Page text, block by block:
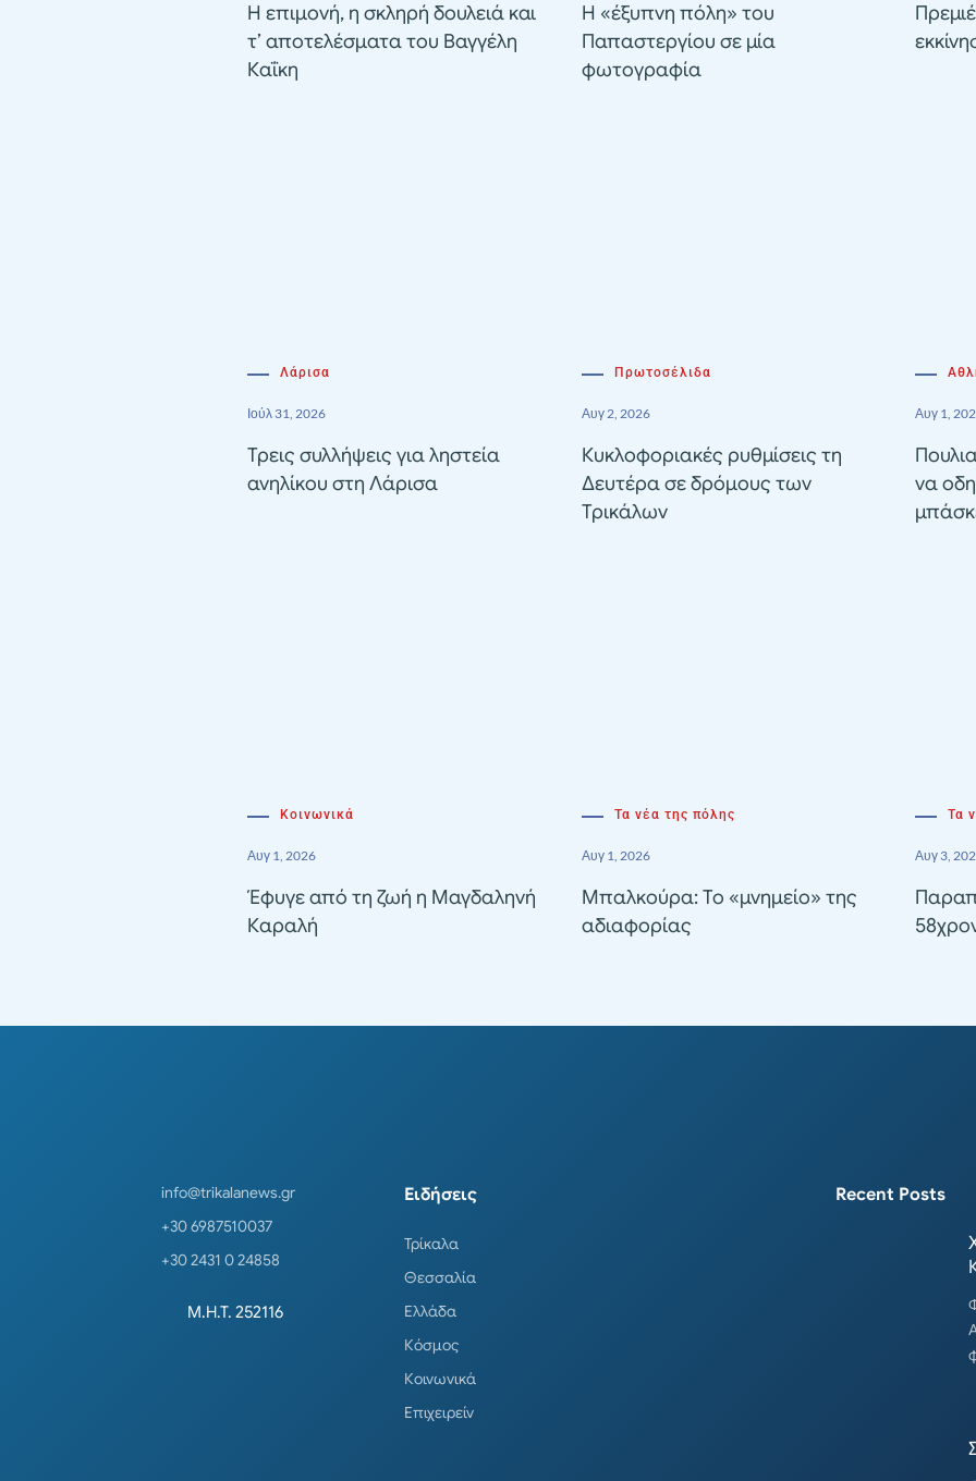
Η επιμονή, η σκληρή δουλειά και
τ’ αποτελέσματα του Βαγγέλη
Καΐκη
Η «έξυπνη πόλη» του
Παπαστεργίου σε μία
φωτογραφία
Λάρισα
Ιούλ 31, 2026
Τρεις συλλήψεις για ληστεία
ανηλίκου στη Λάρισα
Πρωτοσέλιδα
Αυγ 2, 2026
Κυκλοφοριακές ρυθμίσεις τη
Δευτέρα σε δρόμους των
Τρικάλων
Αυγ 1,
να
Κοινωνικά
Αυγ 1, 2026
Έφυγε από τη ζωή η Μαγδαληνή
Καραλή
Τα νέα της πόλης
Αυγ 1, 2026
Μπαλκούρα: Το «μνημείο» της
αδιαφορίας
Τα
Αυγ 3,
info@trikalanews.gr
+30 6987510037
+30 2431 0 24858
Μ.Η.Τ. 252116
Ειδήσεις
Τρίκαλα
Θεσσαλία
Ελλάδα
Κόσμος
Κοινωνικά
Επιχειρείν
Recent Posts